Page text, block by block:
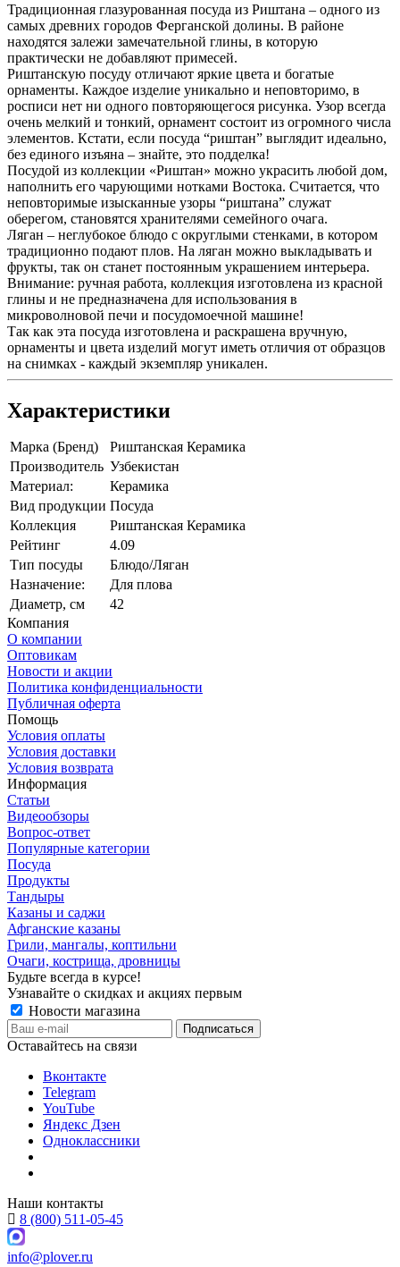
Традиционная глазурованная посуда из Риштана – одного из
самых древних городов Ферганской долины. В районе
находятся залежи замечательной глины, в которую
практически не добавляют примесей.
Риштанскую посуду отличают яркие цвета и богатые
орнаменты. Каждое изделие уникально и неповторимо, в
росписи нет ни одного повторяющегося рисунка. Узор всегда
очень мелкий и тонкий, орнамент состоит из огромного числа
элементов. Кстати, если посуда “риштан” выглядит идеально,
без единого изъяна – знайте, это подделка!
Посудой из коллекции «Риштан» можно украсить любой дом,
наполнить его чарующими нотками Востока. Считается, что
неповторимые изысканные узоры “риштана” служат
оберегом, становятся хранителями семейного очага.
Ляган – неглубокое блюдо с округлыми стенками, в котором
традиционно подают плов. На ляган можно выкладывать и
фрукты, так он станет постоянным украшением интерьера.
Внимание: ручная работа, коллекция изготовлена из красной
глины и не предназначена для использования в
микроволновой печи и посудомоечной машине!
Так как эта посуда изготовлена и раскрашена вручную,
орнаменты и цвета изделий могут иметь отличия от образцов
на снимках - каждый экземпляр уникален.
Характеристики
Марка (Бренд)
Риштанская Керамика
Производитель Узбекистан
Материал:
Керамика
Вид продукции Посуда
Коллекция
Риштанская Керамика
Рейтинг
4.09
Тип посуды
Блюдо/Ляган
Назначение:
Для плова
Диаметр, см
42
Компания
О компании
Оптовикам
Новости и акции
Политика конфиденциальности
Публичная оферта
Помощь
Условия оплаты
Условия доставки
Условия возврата
Информация
Статьи
Видеообзоры
Вопрос-ответ
Популярные категории
Посуда
Продукты
Тандыры
Казаны и саджи
Афганские казаны
Грили, мангалы, коптильни
Очаги, кострища, дровницы
Будьте всегда в курсе!
Узнавайте о скидках и акциях первым
Новости магазина
Оставайтесь на связи
Вконтакте
Telegram
YouTube
Яндекс Дзен
Одноклассники
Наши контакты
8 (800) 511-05-45
info@plover.ru